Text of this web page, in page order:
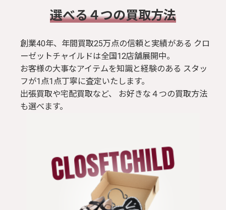
ブラウス / シャツ
トップス
Tシャツ
ジャケット
​選べる４つの買取方法
創業40年、年間買取25万点の信頼と実績がある クロ
ーゼットチャイルドは全国12店舗展開中。
お客様の大事なアイテムを知識と経験のある スタッ
フが1点1点丁寧に査定いたします。
出張買取や宅配買取など、 お好きな４つの買取方法
も選べます。